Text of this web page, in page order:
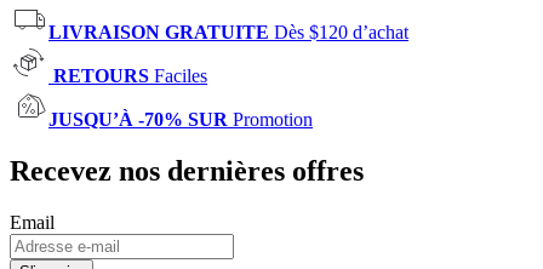
LIVRAISON GRATUITE Dès $120 d’achat
RETOURS Faciles
JUSQU’À -70% SUR Promotion
Recevez nos dernières offres
Email